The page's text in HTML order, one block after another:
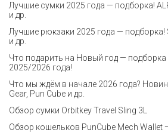
Лучшие сумки 2025 года — подборка!
и др.
Лучшие рюкзаки 2025 года — подборка!
и др.
Что подарить на Новый год —
2025/2026 года!
Что мы ждём в начале 2026 года?
Gear, Pun Cube и др.
Обзор сумки Orbitkey Travel Sling 3L
Обзор кошельков PunCube Mech Wallet